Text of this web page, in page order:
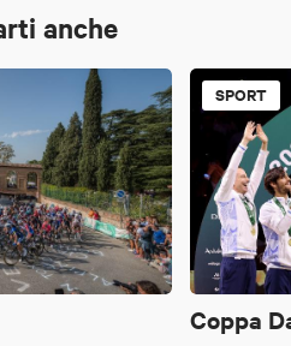
anche
SPORT
Coppa